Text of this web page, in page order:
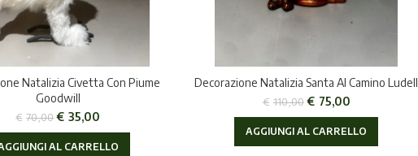
Natalizia Civetta Con Piume
Goodwill
€ 70,00 € 35,00
AL CARRELLO
Decorazione Natalizia Santa Al Camino Ludell
€ 110,00 € 75,00
AGGIUNGI AL CARRELLO